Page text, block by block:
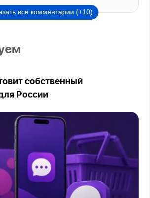
все комментарии (+10)
собственный
России